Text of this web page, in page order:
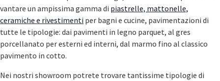
vantare un ampissima gamma di piastrelle, mattonelle,
ceramiche e rivestimenti per bagni e cucine, pavimentazioni di
tutte le tipologie: dai pavimenti in legno parquet, al gres
porcellanato per esterni ed interni, dal marmo fino al classico
pavimento in cotto.
Nei nostri showroom potrete trovare tantissime tipologie di